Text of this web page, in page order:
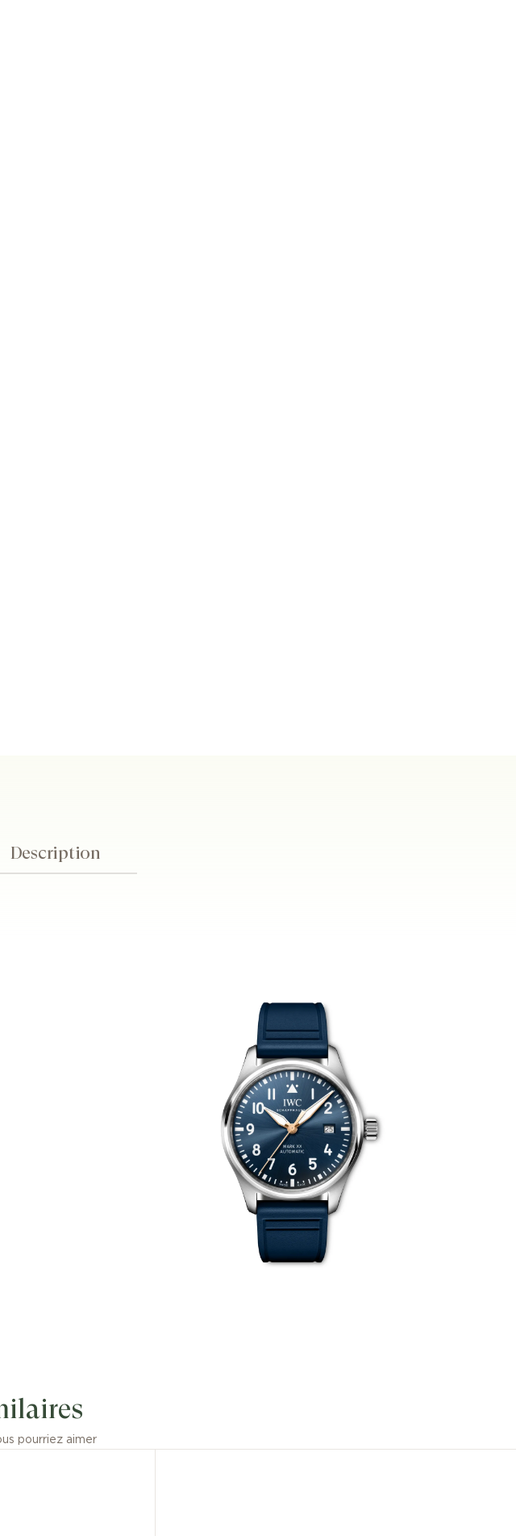
Description
narrative.
pourriez aimer